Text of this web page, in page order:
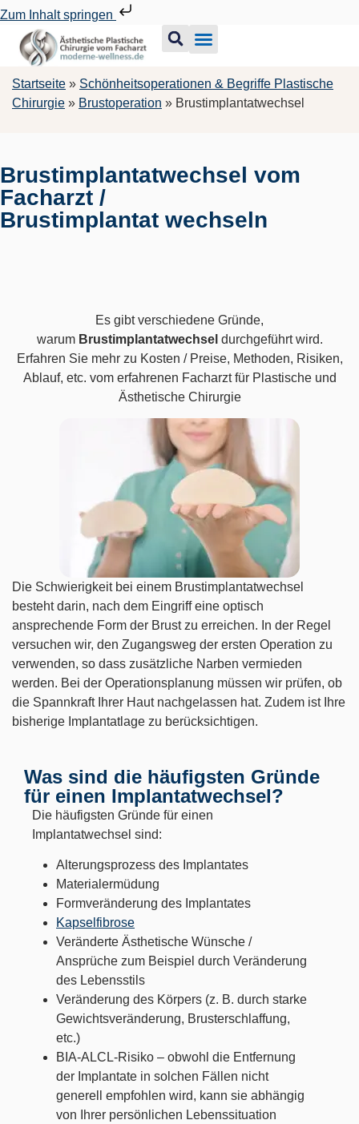
Zum Inhalt springen
Startseite » Schönheitsoperationen & Begriffe Plastische
Chirurgie » Brustoperation » Brustimplantatwechsel
Brustimplantatwechsel vom
Facharzt /
Brustimplantat wechseln
Es gibt verschiedene Gründe,
warum Brustimplantatwechsel durchgeführt wird.
Erfahren Sie mehr zu Kosten / Preise, Methoden, Risiken,
Ablauf, etc. vom erfahrenen Facharzt für Plastische und
Ästhetische Chirurgie
Die Schwierigkeit bei einem Brustimplantatwechsel
besteht darin, nach dem Eingriff eine optisch
ansprechende Form der Brust zu erreichen. In der Regel
versuchen wir, den Zugangsweg der ersten Operation zu
verwenden, so dass zusätzliche Narben vermieden
werden. Bei der Operationsplanung müssen wir prüfen, ob
die Spannkraft Ihrer Haut nachgelassen hat. Zudem ist Ihre
bisherige Implantatlage zu berücksichtigen.
Was sind die häufigsten Gründe
für einen Implantatwechsel?
Die häufigsten Gründe für einen
Implantatwechsel sind:
Alterungsprozess des Implantates
Materialermüdung
Formveränderung des Implantates
Kapselfibrose
Veränderte Ästhetische Wünsche /
Ansprüche zum Beispiel durch Veränderung
des Lebensstils
Veränderung des Körpers (z. B. durch starke
Gewichtsveränderung, Brusterschlaffung,
etc.)
BIA-ALCL-Risiko – obwohl die Entfernung
der Implantate in solchen Fällen nicht
generell empfohlen wird, kann sie abhängig
von Ihrer persönlichen Lebenssituation